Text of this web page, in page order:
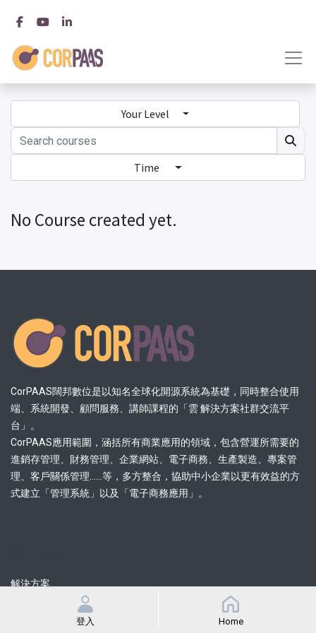
Your Level
Time
No Course created yet.
CorPAAS闊邦數位是以知名全球化開源系統為基礎，同時整合使用
端、系統開發、顧問服務、講師課程的「雲 解決方案社群交流平
台」。
CorPAAS應用範圍，涵括所有商業應用的領域，包含營運所需要的
進銷存管理、財務管理、企業網站、電子商務、生產製造、專案管
理、客戶關係管理......等，多方整合，協助中小企業以更有效益的方
式建立「管理系統」以及「電子商務應用」。
解決方案
登入 Home